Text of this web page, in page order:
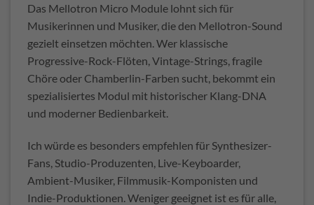
Das Mellotron Micro Module lohnt sich für
Musikerinnen und Musiker, die den Mellotron-Sound
gezielt einsetzen möchten. Wer klassische
Progressive-Rock-Flöten, Vintage-Strings, fragile
Chöre oder Chamberlin-Farben sucht, bekommt ein
spezialisiertes Modul mit historischer Klang-DNA
und moderner Bedienbarkeit.
Ich würde es besonders empfehlen für Synthesizer-
Fans, Studio-Produzenten, Live-Keyboarder,
Ambient-Musiker, Filmmusik-Komponisten und
Indie-Produktionen. Weniger geeignet ist es für alle,